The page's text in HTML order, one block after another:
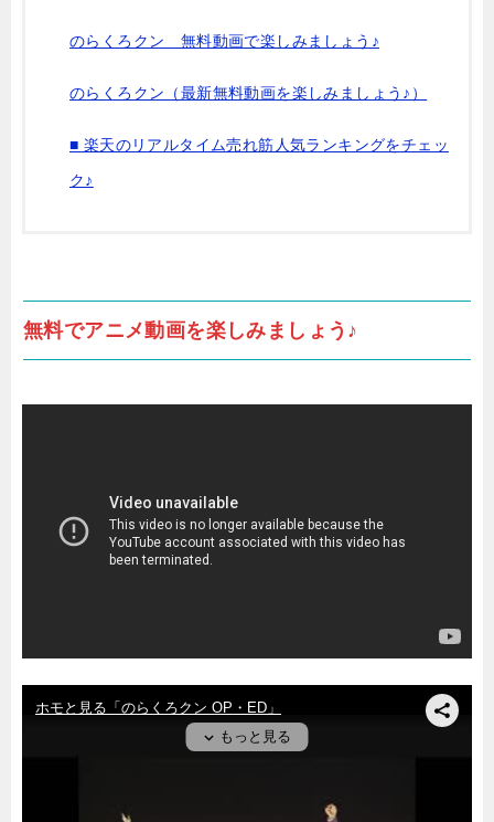
のらくろクン 無料動画で楽しみましょう♪
のらくろクン（最新無料動画を楽しみましょう♪）
■ 楽天のリアルタイム売れ筋人気ランキングをチェッ
ク♪
無料でアニメ動画を楽しみましょう♪